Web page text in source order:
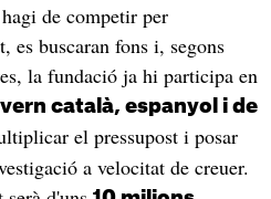
de competir per
es buscaran fons i, segons
la fundació ja hi participa en
català, espanyol i de
el pressupost i posar
a velocitat de creuer.